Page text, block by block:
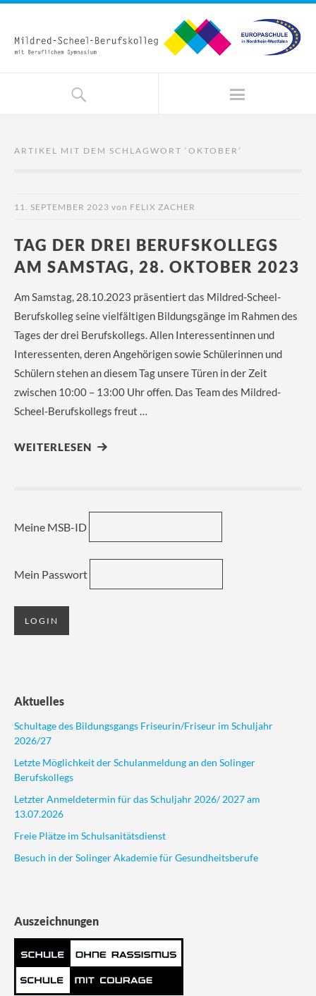
ARTIKEL MIT DEM SCHLAGWORT ‘ OKTOBER ’
11. SEPTEMBER 2023 von FELIX ZACHER
TAG DER DREI BERUFSKOLLEGS
AM SAMSTAG, 28. OKTOBER 2023
Am Samstag, 28.10.2023 präsentiert das Mildred-Scheel-
Berufskolleg seine vielfältigen Bildungsgänge im Rahmen des
Tages der drei Berufskollegs. Allen Interessentinnen und
Interessenten, deren Angehörigen sowie Schülerinnen und
Schülern stehen an diesem Tag unsere Türen in der Zeit
zwischen 10:00 – 13:00 Uhr offen. Das Team des Mildred-
Scheel-Berufskollegs freut …
WEITERLESEN
Meine MSB-ID
Mein Passwort
Aktuelles
Schultage des Bildungsgangs Friseurin/Friseur im Schuljahr
2026/27
Letzte Möglichkeit der Schulanmeldung an den Solinger
Berufskollegs
Letzter Anmeldetermin für das Schuljahr 2026/ 2027 am
13.07.2026
Freie Plätze im Schulsanitätsdienst
Besuch in der Solinger Akademie für Gesundheitsberufe
Auszeichnungen